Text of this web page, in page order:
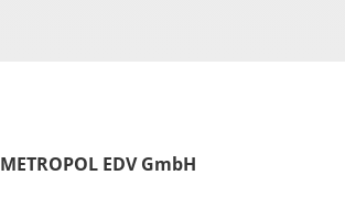
METROPOL EDV GmbH